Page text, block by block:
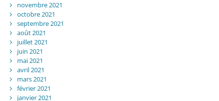
novembre 2021
octobre 2021
septembre 2021
août 2021
juillet 2021
juin 2021
mai 2021
avril 2021
mars 2021
février 2021
janvier 2021